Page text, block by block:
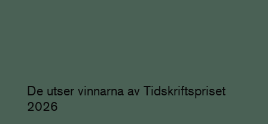
De utser vinnarna av Tidskriftspriset
2026